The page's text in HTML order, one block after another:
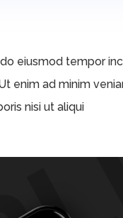
eiusmod tempor
enim ad minim
nisi ut aliqui